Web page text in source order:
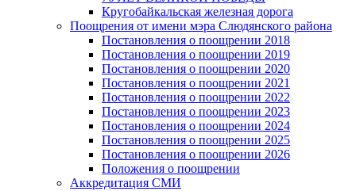
Кругобайкальская железная дорога
Поощрения от имени мэра Слюдянского района
Постановления о поощрении 2018
Постановления о поощрении 2019
Постановления о поощрении 2020
Постановления о поощрении 2021
Постановления о поощрении 2022
Постановления о поощрении 2023
Постановления о поощрении 2024
Постановления о поощрении 2025
Постановления о поощрении 2026
Положения о поощрении
Аккредитация СМИ